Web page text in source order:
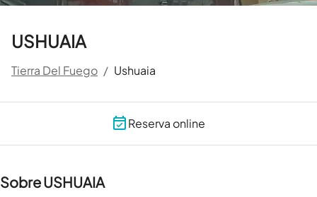
USHUAIA
Tierra Del Fuego / Ushuaia
Reserva online
Sobre USHUAIA